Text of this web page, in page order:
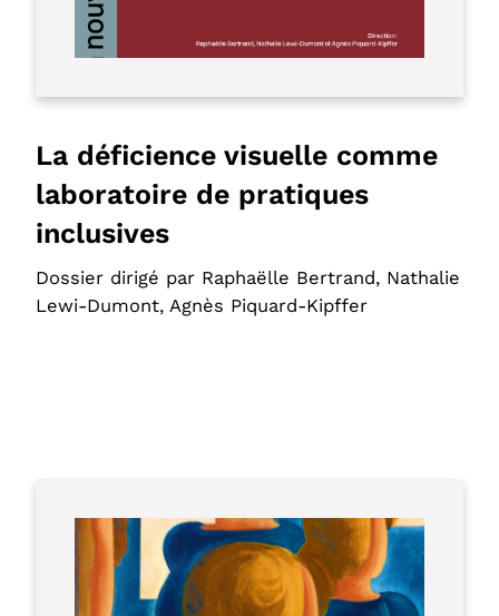
La déficience visuelle comme
laboratoire de pratiques
inclusives
Dossier dirigé par Raphaëlle Bertrand, Nathalie
Lewi-Dumont, Agnès Piquard-Kipffer